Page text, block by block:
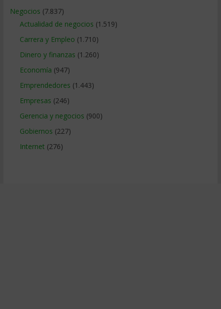
Negocios (7.837)
Actualidad de negocios (1.519)
Carrera y Empleo (1.710)
Dinero y finanzas (1.260)
Economía (947)
Emprendedores (1.443)
Empresas (246)
Gerencia y negocios (900)
Gobiernos (227)
Internet (276)